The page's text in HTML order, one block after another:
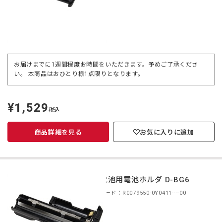
お届けまでに1週間程度お時間をいただきます。予めご了承くださ
い。 本商品はおひとり様1点限りとなります。
定
価
¥1,529税込
商品詳細を見る お気に入りに追加
単3電池用電池ホルダ D-BG6
商品コード：R0079550-0Y0411----00